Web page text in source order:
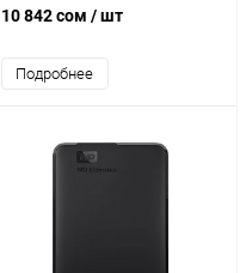
from 8MB, USB 3.0 [VER-53195]
10 842 сом / шт
Подробнее